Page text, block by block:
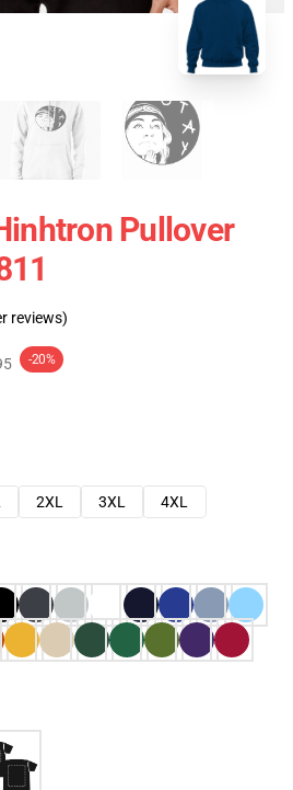
Pullover
reviews)
-20%
2XL 3XL
4XL